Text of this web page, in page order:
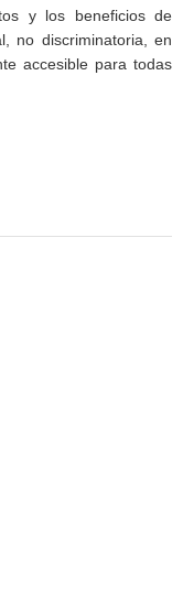
y los beneficios de
no discriminatoria, en
accesible para todas